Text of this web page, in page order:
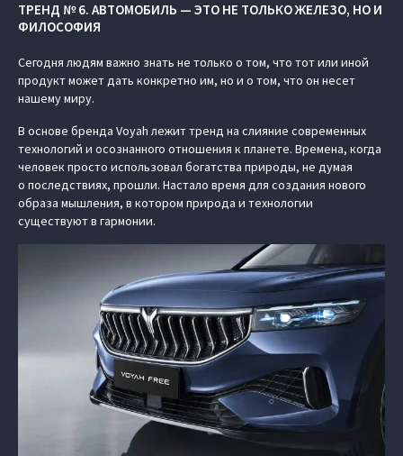
ТРЕНД № 6. АВТОМОБИЛЬ — ЭТО НЕ ТОЛЬКО ЖЕЛЕЗО, НО И
ФИЛОСОФИЯ
Сегодня людям важно знать не только о том, что тот или иной
продукт может дать конкретно им, но и о том, что он несет
нашему миру.
В основе бренда Voyah лежит тренд на слияние современных
технологий и осознанного отношения к планете. Времена, когда
человек просто использовал богатства природы, не думая
о последствиях, прошли. Настало время для создания нового
образа мышления, в котором природа и технологии
существуют в гармонии.